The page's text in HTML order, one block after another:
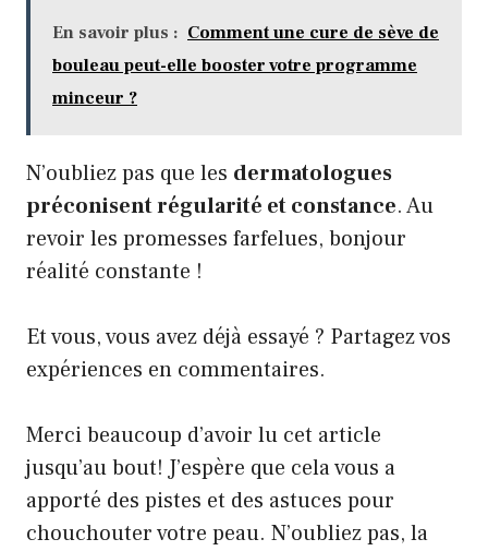
En savoir plus : Comment une cure de sève de
bouleau peut-elle booster votre programme
minceur ?
N’oubliez pas que les dermatologues
préconisent régularité et constance. Au
revoir les promesses farfelues, bonjour
réalité constante !
Et vous, vous avez déjà essayé ? Partagez vos
expériences en commentaires.
Merci beaucoup d’avoir lu cet article
jusqu’au bout! J’espère que cela vous a
apporté des pistes et des astuces pour
chouchouter votre peau. N’oubliez pas, la